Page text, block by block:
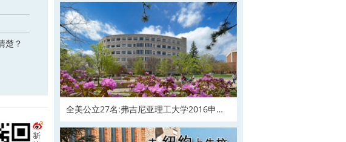
楚？
全美公立27名:弗吉尼亚理工大学2016申请
正在